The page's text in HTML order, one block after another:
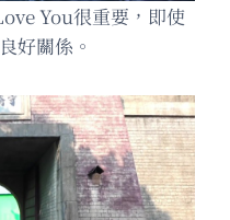
You很重要，即使
好關係。